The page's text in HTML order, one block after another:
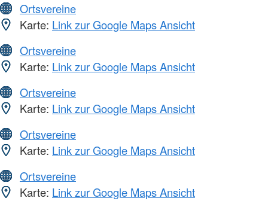
Ortsvereine
Karte: Link zur Google Maps Ansicht
Ortsvereine
Karte: Link zur Google Maps Ansicht
Ortsvereine
Karte: Link zur Google Maps Ansicht
Ortsvereine
Karte: Link zur Google Maps Ansicht
Ortsvereine
Karte: Link zur Google Maps Ansicht